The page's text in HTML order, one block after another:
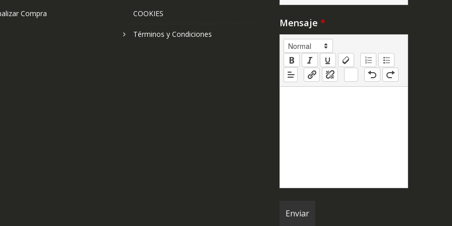
Compra COOKIES
Términos y Condiciones
Mensaje *